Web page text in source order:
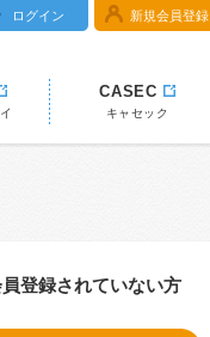
ログイン 新規会員登録
CASEC
キャセック
登録されていない方